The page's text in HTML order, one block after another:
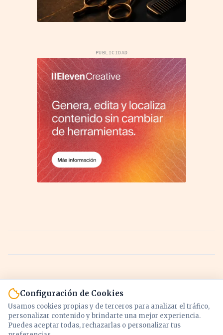
PUBLICIDAD
Configuración de Cookies
Usamos cookies propias y de terceros para analizar el tráfico,
personalizar contenido y brindarte una mejor experiencia.
Puedes aceptar todas, rechazarlas o personalizar tus